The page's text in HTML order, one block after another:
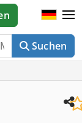
Suchen